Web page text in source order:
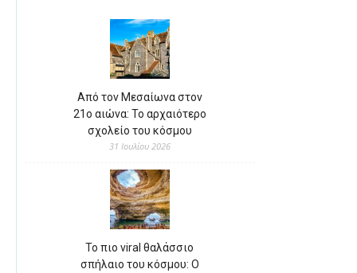
Από τον Μεσαίωνα στον
21ο αιώνα: Το αρχαιότερο
σχολείο του κόσμου
31 Ιουλίου 2026
Το πιο viral θαλάσσιο
σπήλαιο του κόσμου: Ο